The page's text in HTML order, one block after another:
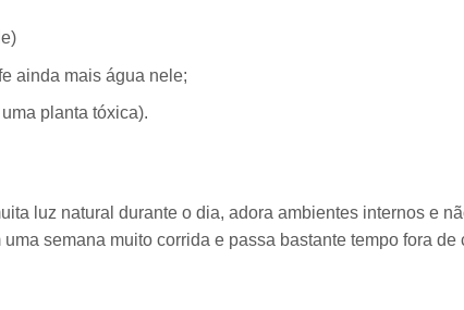
)
ainda mais água nele;
planta tóxica).
luz natural durante o dia, adora ambientes internos e
semana muito corrida e passa bastante tempo fora de